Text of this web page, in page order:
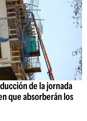
de la jornada
que absorberán los